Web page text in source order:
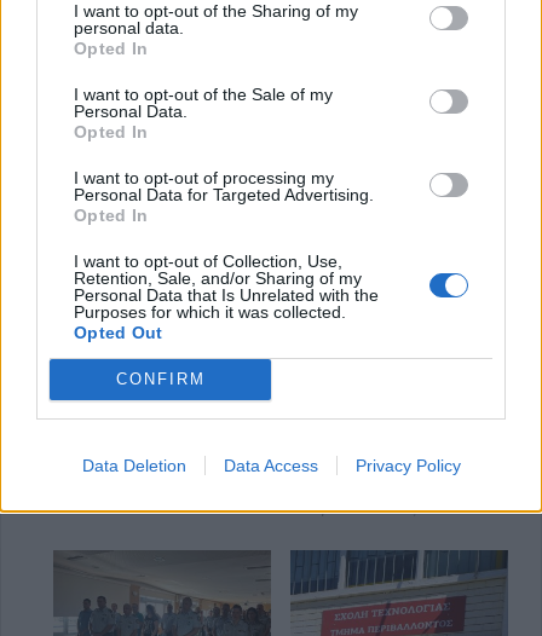
I want to opt-out of the Sharing of my
personal data.
Opted In
I want to opt-out of the Sale of my
Personal Data.
Opted In
I want to opt-out of processing my
Personal Data for Targeted Advertising.
Opted In
I want to opt-out of Collection, Use,
Retention, Sale, and/or Sharing of my
Personal Data that Is Unrelated with the
Purposes for which it was collected.
Opted Out
CONFIRM
Data Deletion Data Access Privacy Policy
Θεσσαλία για την
σχολική χρονιά 2026-27
Ειδήσεις από Θεσσαλία
Σύγκρουση μηχανής με
αυτοκίνητο στη Λάρισα –
του δικύκλου
Τάσος Τσιαπλές:
ευλογιάς
5 Αυγούστου 2026, 15:40